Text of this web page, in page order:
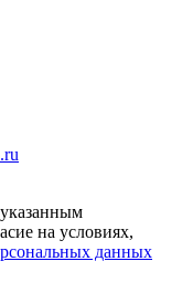
на условиях,
данных